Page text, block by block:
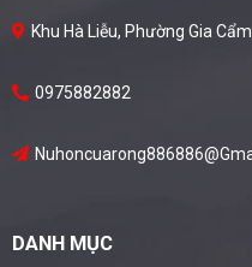
Khu Hà Liễu, Phường Gia
0975882882
DANH MỤC